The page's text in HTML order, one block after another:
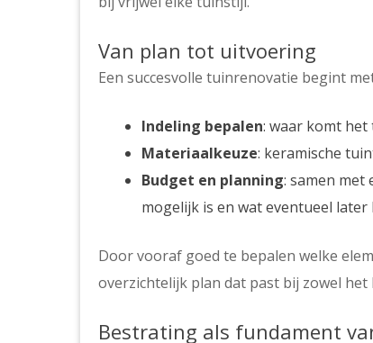
Van plan tot uitvoering
Een succesvolle tuinrenovatie begint
Indeling bepalen: waar komt
Materiaalkeuze: keramische
Budget en planning: samen met
mogelijk is en wat eventueel
Door vooraf goed te bepalen welke
overzichtelijk plan dat past bij zowel het
Bestrating als fundament